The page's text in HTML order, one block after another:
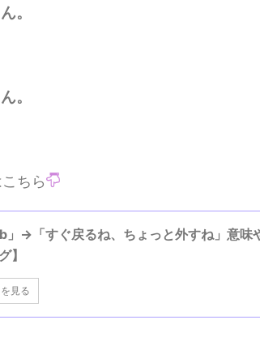
。
。
ちら
」→「すぐ戻るね、ちょっと外すね」意味
】
見る